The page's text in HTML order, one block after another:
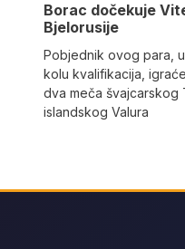
Borac dočekuje
Bjelorusije
Pobjednik ovog para,
kolu kvalifikacija,
dva meča švajcarskog
islandskog Valura